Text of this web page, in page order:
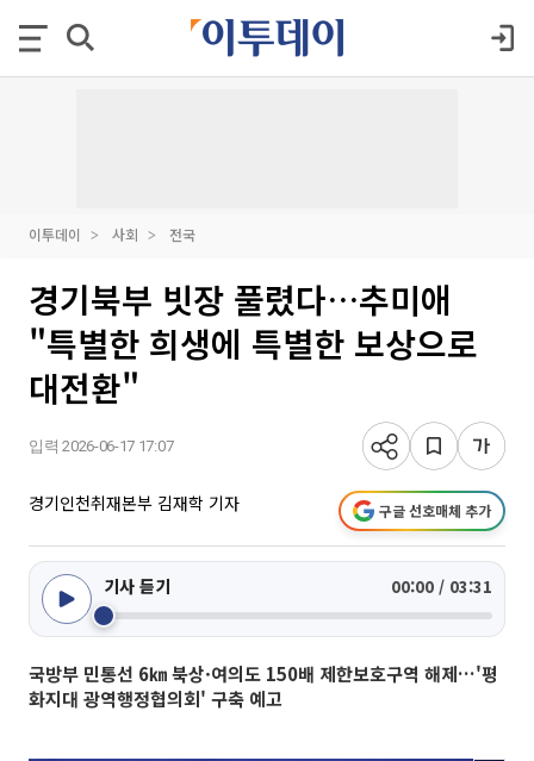
이투데이 사회 전국
경기북부 빗장 풀렸다…추미애
"특별한 희생에 특별한 보상으로
대전환"
입력 2026-06-17 17:07
경기인천취재본부 김재학 기자 구글 선호매체 추가
기사 듣기 00:00 / 03:31
국방부 민통선 6㎞ 북상·여의도 150배 제한보호구역 해제…'평
화지대 광역행정협의회' 구축 예고